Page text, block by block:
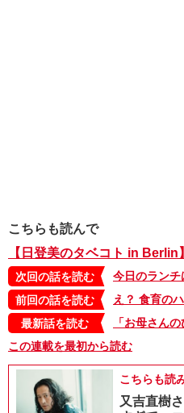
こちらも読んで
【日登美のタベコト in Berlin】
次回の話を読む
前回の話を読む
最新話を読む
この連載を最初から読む
こちらも読
又吉直樹